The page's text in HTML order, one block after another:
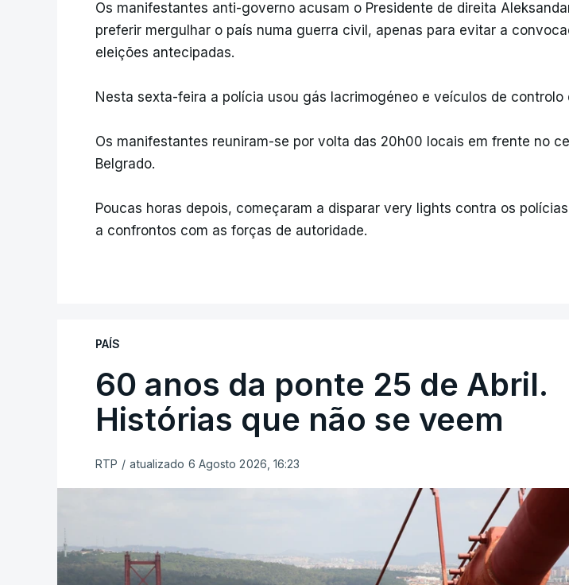
Os manifestantes anti-governo acusam o Presidente de direita
preferir mergulhar o país numa guerra civil, apenas para evitar a
eleições antecipadas.
Nesta sexta-feira a polícia usou gás lacrimogéneo e veículos de controlo
Os manifestantes reuniram-se por volta das 20h00 locais em frente no
Belgrado.
Poucas horas depois, começaram a disparar very lights contra os
a confrontos com as forças de autoridade.
PAÍS
60 anos da ponte 25 de Abril.
Histórias que não se veem
RTP / atualizado 6 Agosto 2026, 16:23